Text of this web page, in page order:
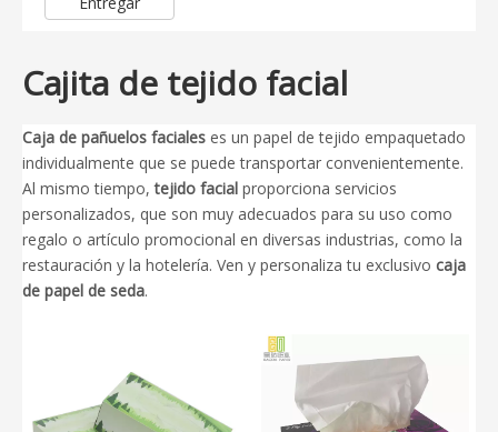
Cajita de tejido facial
Caja de pañuelos faciales es un papel de tejido empaquetado
individualmente que se puede transportar convenientemente.
Al mismo tiempo,tejido facial proporciona servicios
personalizados, que son muy adecuados para su uso como
regalo o artículo promocional en diversas industrias, como la
restauración y la hotelería. Ven y personaliza tu exclusivo caja
de papel de seda.